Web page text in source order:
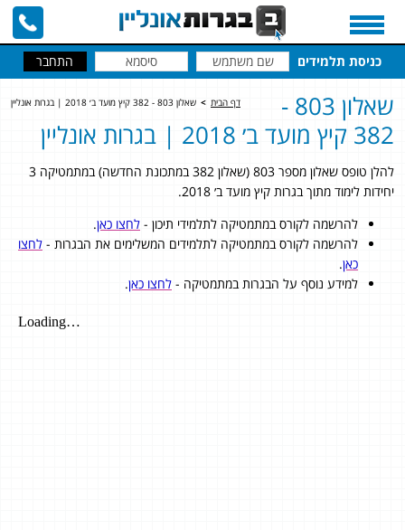
כניסת תלמידים
דף הבית > שאלון 803 - 382 קיץ מועד ב׳ 2018 | בגרות אונליין
שאלון 803 -
382 קיץ מועד ב׳ 2018 | בגרות אונליין
להלן טופס שאלון מספר 803 (שאלון 382 במתכונת החדשה) במתמטיקה 3
יחידות לימוד מתוך בגרות קיץ מועד ב׳ 2018.
להרשמה לקורס במתמטיקה לתלמידי תיכון - לחצו כאן.
להרשמה לקורס במתמטיקה לתלמידים המשלימים את הבגרות - לחצו
כאן.
למידע נוסף על הבגרות במתמטיקה - לחצו כאן.